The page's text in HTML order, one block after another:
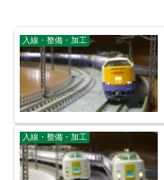
入線・整備・加工
入線・整備・加工